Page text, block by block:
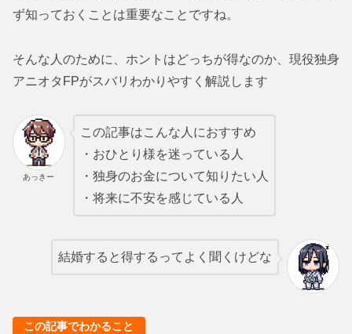
ず知っておくことは重要なことですね。
そんな人のために、ホントはどっちが得なのか、現役独身
アニオタFPがスバリわかりやすく解説します
あっきー
この記事はこんな人におすすめ
・おひとり様を迷っている人
・独身のお金について知りたい人
・将来に不安を感じている人
結婚すると得するってよく聞くけどな
この記事でわかること